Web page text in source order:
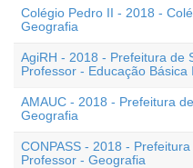
Colégio Pedro II - 2018 -
Geografia
AgiRH - 2018 - Prefeitura de
Professor - Educação Básica
AMAUC - 2018 - Prefeitura
Geografia
CONPASS - 2018 -
Professor - Geografia